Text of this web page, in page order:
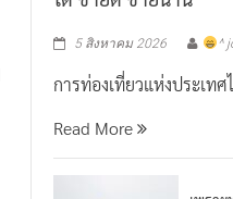
การท่องเที่ยวแห่งประเทศไ